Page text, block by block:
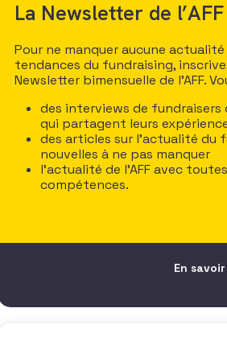
La Newsletter de l’AFF
Pour ne manquer aucune
tendances du fundraising,
Newsletter bimensuelle de l’AFF.
des interviews de fundraisers
qui partagent leurs
des articles sur l’actualité du
nouvelles à ne pas manquer
l’actualité de l’AFF avec
compétences.
En